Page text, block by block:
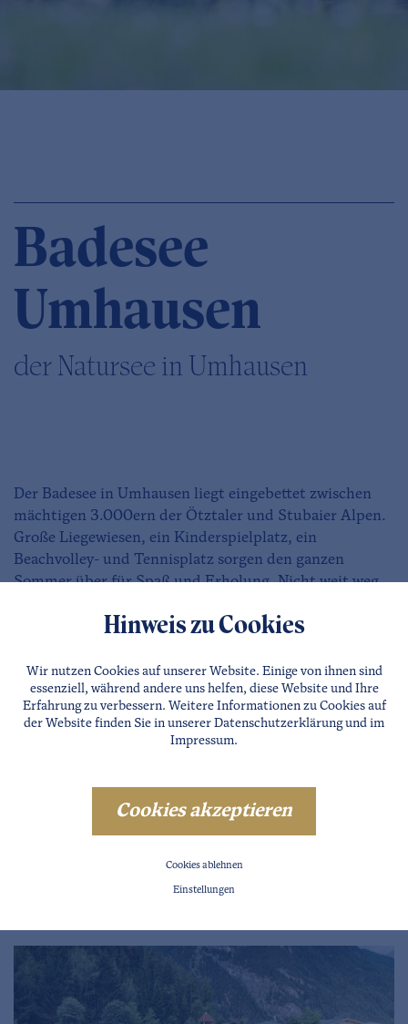
Badesee
Umhausen
der Natursee in Umhausen
Der Badesee in Umhausen liegt eingebettet zwischen
mächtigen 3.000ern der Ötztaler und Stubaier Alpen.
Große Liegewiesen, ein Kinderspielplatz, ein
Beachvolley- und Tennisplatz sorgen den ganzen
Sommer über für Spaß und Erholung. Nicht weit weg
Stuibenfallparkplatz
Öffnungszeiten:
von Ende Mai bis Anfang September täglich geöffnet
Der Badesee ist Bonuspartner der SUMMER CARD und
der REGIO CARD.
Hinweis zu Cookies
Wir nutzen Cookies auf unserer Website. Einige von ihnen sind
essenziell, während andere uns helfen, diese Website und Ihre
Erfahrung zu verbessern. Weitere Informationen zu Cookies auf
der Website finden Sie in unserer Datenschutzerklärungund im
Impressum.
Cookies akzeptieren
Cookies ablehnen
Einstellungen